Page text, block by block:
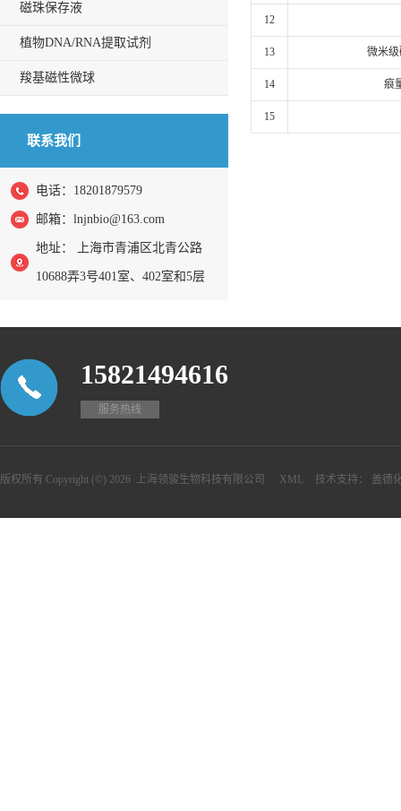
磁珠保存液
植物DNA/RNA提取试剂
羧基磁性微球
联系我们
电话：18201879579
邮箱： lnjnbio@163.com
地址： 上海市青浦区北青公路
10688弄3号401室、402室和5层
12
13 微米
14 痕
15
15821494616
服务热线
版权所有 Copyright (©) 2026 上海领骏生物科技有限公司 XML 技术支持： 盖德